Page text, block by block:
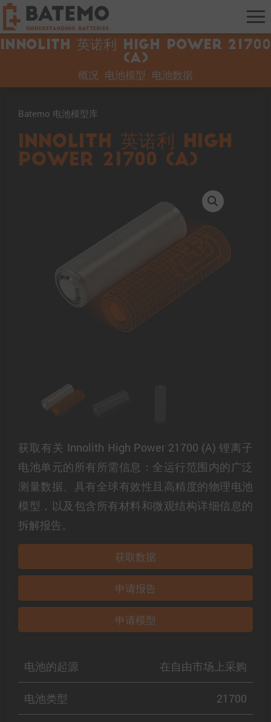
Innolith 英诺利 High Power 21700
(A)
概况 电池模型 电池数据
Batemo 电池模型库
Innolith 英诺利 High
Power 21700 (A)
获取有关 Innolith High Power 21700 (A) 锂离子
电池单元的所有所需信息：全运行范围内的广泛
测量数据、具有全球有效性且高精度的物理电池
模型，以及包含所有材料和微观结构详细信息的
拆解报告。
获取数据
申请报告
申请模型
电池的起源 在自由市场上采购
电池类型 21700